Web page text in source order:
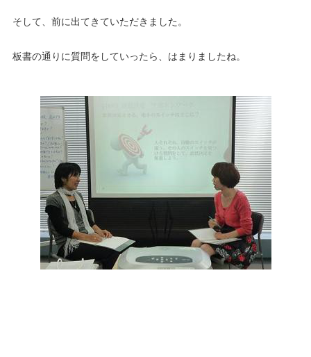
そして、前に出てきていただきました。
板書の通りに質問をしていったら、はまりましたね。